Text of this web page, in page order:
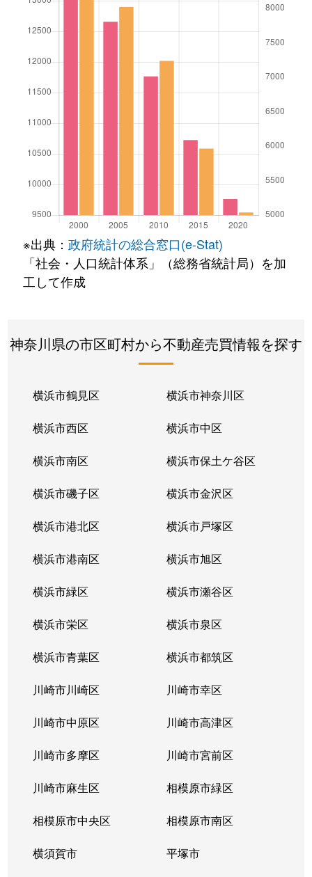
※出典： 政府統計の総合窓口(e-Stat)
「社会・人口統計体系」（総務省統計局）を加
工して作成
神奈川県の市区町村から不動産売買情報を探す
横浜市鶴見区 横浜市神奈川区
横浜市西区 横浜市中区
横浜市南区 横浜市保土ケ谷区
横浜市磯子区 横浜市金沢区
横浜市港北区 横浜市戸塚区
横浜市港南区 横浜市旭区
横浜市緑区 横浜市瀬谷区
横浜市栄区 横浜市泉区
横浜市青葉区 横浜市都筑区
川崎市川崎区 川崎市幸区
川崎市中原区 川崎市高津区
川崎市多摩区 川崎市宮前区
川崎市麻生区 相模原市緑区
相模原市中央区 相模原市南区
横須賀市 平塚市